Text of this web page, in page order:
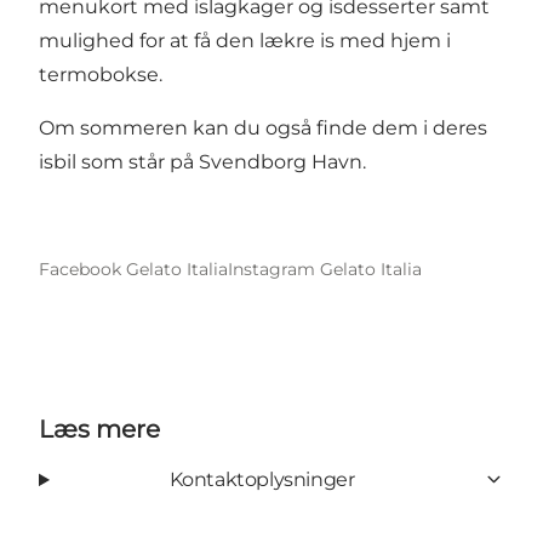
menukort med islagkager og isdesserter samt
mulighed for at få den lækre is med hjem i
termobokse.
Om sommeren kan du også finde dem i deres
isbil som står på Svendborg Havn.
Facebook Gelato ItaliaInstagram Gelato Italia
Læs mere
Kontaktoplysninger